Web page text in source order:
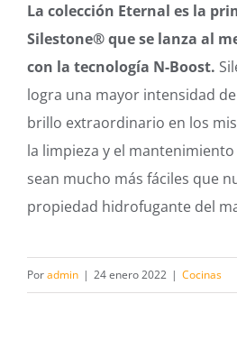
La colección Eternal es la
Silestone® que se lanza al
con la tecnología N-Boost.
logra una mayor intensidad
brillo extraordinario en los
la limpieza y el
sean mucho más fáciles que
propiedad hidrofugante del
Poradmin | 24 enero 2022 | Cocinas